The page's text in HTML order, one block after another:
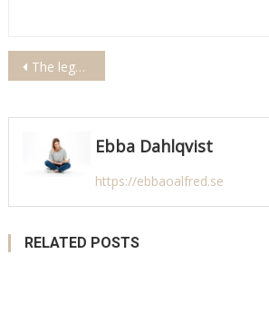
Inläggsnavigering
The legend of zelda tears of the kingdom collector’s edition
Ebba Dahlqvist
https://ebbaoalfred.se
RELATED POSTS